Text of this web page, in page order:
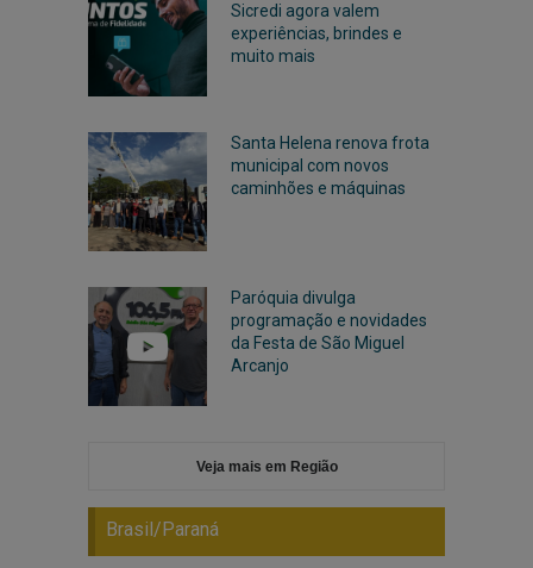
Sicredi agora valem
experiências, brindes e
muito mais
Santa Helena renova frota
municipal com novos
caminhões e máquinas
Paróquia divulga
programação e novidades
da Festa de São Miguel
Arcanjo
Veja mais em Região
Brasil/Paraná